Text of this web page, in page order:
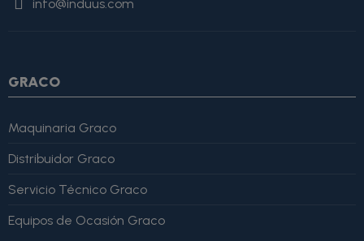
info@induus.com
GRACO
Maquinaria Graco
Distribuidor Graco
Servicio Técnico Graco
Equipos de Ocasión Graco
Martínez" }, "reviewRating": { "@type": "Rating", "ratingValue":